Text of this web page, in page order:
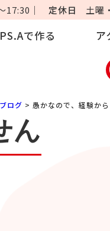
｜ 定休日 土曜
で作る ア
ブログ > 愚かなので、経験か
ん